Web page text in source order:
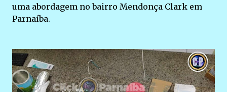
uma abordagem no bairro Mendonça Clark em
Parnaíba.